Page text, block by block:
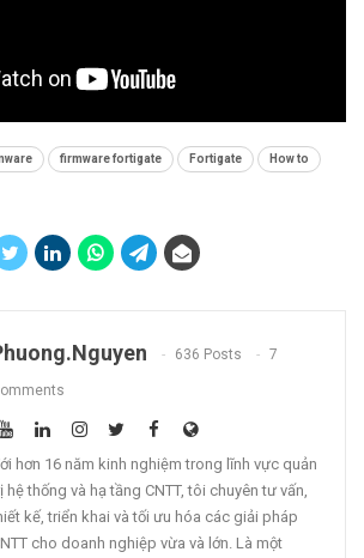
firmware fortigate Fortigate How to
636 Posts 7
hơn 16 năm kinh nghiệm trong lĩnh vực quản
hệ thống và hạ tầng CNTT, tôi chuyên tư vấn,
kế, triển khai và tối ưu hóa các giải pháp
cho doanh nghiệp vừa và lớn. Là một